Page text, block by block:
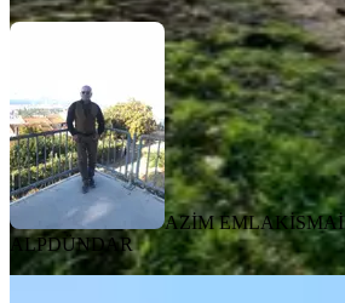
AZİM EMLAK
ALPDÜNDAR